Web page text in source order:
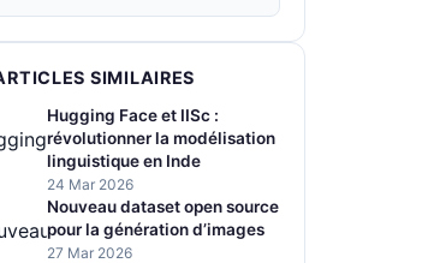
SIMILAIRES
Hugging Face et IISc :
révolutionner la modélisation
linguistique en Inde
24 Mar 2026
Nouveau dataset open source
pour la génération d’images
27 Mar 2026